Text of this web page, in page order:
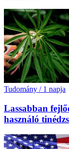
Tudomány / 1 napja
Lassabban
használó